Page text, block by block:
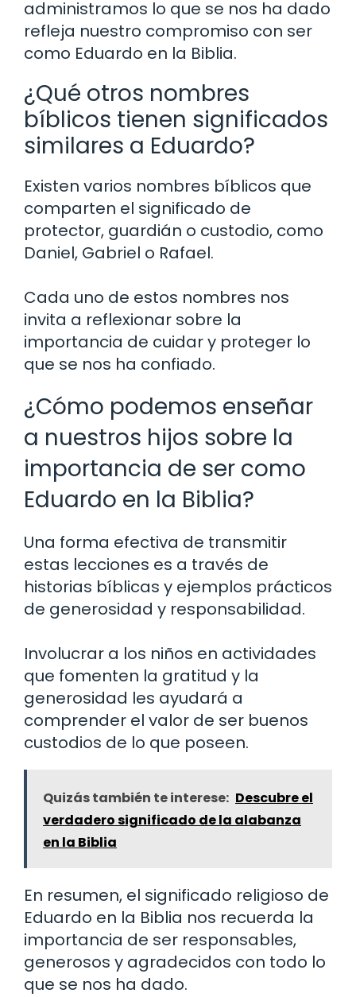
administramos lo que se nos ha dado
refleja nuestro compromiso con ser
como Eduardo en la Biblia.
¿Qué otros nombres
bíblicos tienen significados
similares a Eduardo?
Existen varios nombres bíblicos que
comparten el significado de
protector, guardián o custodio, como
Daniel, Gabriel o Rafael.
Cada uno de estos nombres nos
invita a reflexionar sobre la
importancia de cuidar y proteger lo
que se nos ha confiado.
¿Cómo podemos enseñar
a nuestros hijos sobre la
importancia de ser como
Eduardo en la Biblia?
Una forma efectiva de transmitir
estas lecciones es a través de
historias bíblicas y ejemplos prácticos
de generosidad y responsabilidad.
Involucrar a los niños en actividades
que fomenten la gratitud y la
generosidad les ayudará a
comprender el valor de ser buenos
custodios de lo que poseen.
Quizás también te interese: Descubre el
verdadero significado de la alabanza
en la Biblia
En resumen, el significado religioso de
Eduardo en la Biblia nos recuerda la
importancia de ser responsables,
generosos y agradecidos con todo lo
que se nos ha dado.